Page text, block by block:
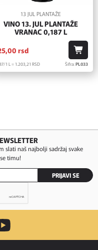
13 JUL PLANTAŽE
VINO 13. JUL PLANTAŽE
VRANAC 0,187 L
00 rsd
1 L = 1.203,21 RSD Šifra:PL033
slati naš najbolji sadržaj svake
timu!
PRIJAVI SE